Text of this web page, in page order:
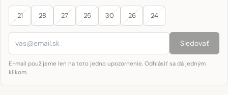
21 28 27 25 30 26 24
Sledovať
E-mail použijeme len na toto jedno upozornenie. Odhlásiť sa dá jedným
klikom.